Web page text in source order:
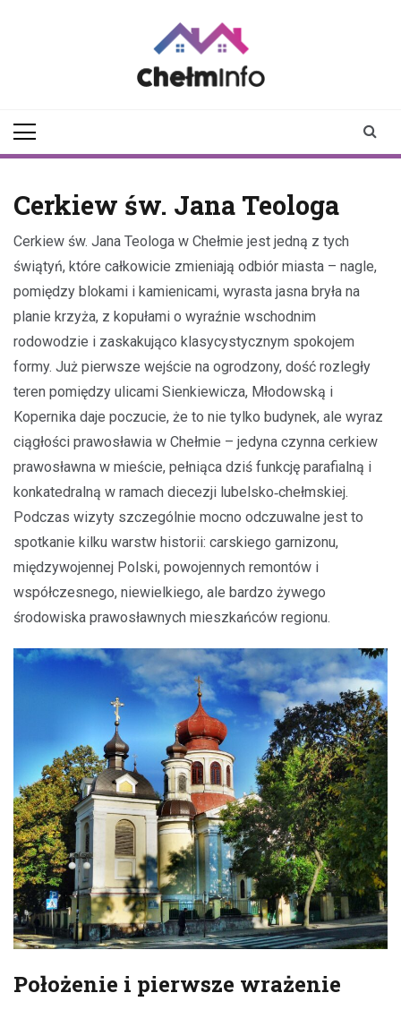
Cerkiew św. Jana Teologa
Cerkiew św. Jana Teologa w Chełmie jest jedną z tych
świątyń, które całkowicie zmieniają odbiór miasta – nagle,
pomiędzy blokami i kamienicami, wyrasta jasna bryła na
planie krzyża, z kopułami o wyraźnie wschodnim
rodowodzie i zaskakująco klasycystycznym spokojem
formy. Już pierwsze wejście na ogrodzony, dość rozległy
teren pomiędzy ulicami Sienkiewicza, Młodowską i
Kopernika daje poczucie, że to nie tylko budynek, ale wyraz
ciągłości prawosławia w Chełmie – jedyna czynna cerkiew
prawosławna w mieście, pełniąca dziś funkcję parafialną i
konkatedralną w ramach diecezji lubelsko‑chełmskiej.
Podczas wizyty szczególnie mocno odczuwalne jest to
spotkanie kilku warstw historii: carskiego garnizonu,
międzywojennej Polski, powojennych remontów i
współczesnego, niewielkiego, ale bardzo żywego
środowiska prawosławnych mieszkańców regionu.
Położenie i pierwsze wrażenie